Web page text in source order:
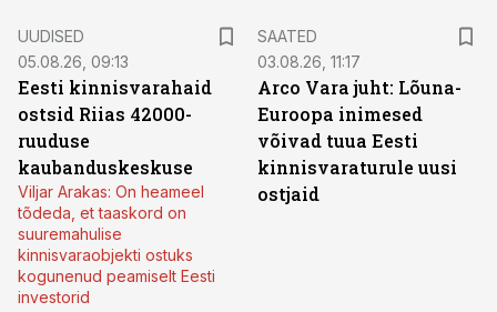
UUDISED
05.08.26, 09:13
Eesti kinnisvarahaid
ostsid Riias 42000-
ruuduse
kaubanduskeskuse
Viljar Arakas: On heameel
tõdeda, et taaskord on
suuremahulise
kinnisvaraobjekti ostuks
kogunenud peamiselt Eesti
investorid
SAATED
03.08.26, 11:17
Arco Vara juht: Lõuna-
Euroopa inimesed
võivad tuua Eesti
kinnisvaraturule uusi
ostjaid